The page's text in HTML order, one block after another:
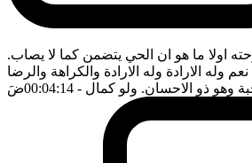
اولا ما هو ان الحي يتضمن كما لا يصاب.
وله الارادة وله الارادة والكراهة والرضا
وهو ذو الاحسان. ولو كمال - 00:04:14 ضَ